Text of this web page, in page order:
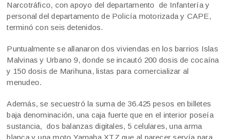
Narcotráfico, con apoyo del departamento de Infantería y
personal del departamento de Policía motorizada y CAPE,
terminó con seis detenidos.
Puntualmente se allanaron dos viviendas en los barrios Islas
Malvinas y Urbano 9, donde se incautó 200 dosis de cocaína
y 150 dosis de Marihuna, listas para comercializar al
menudeo.
Además, se secuestró la suma de 36.425 pesos en billetes
baja denominación, una caja fuerte que en el interior poseía
sustancia, dos balanzas digitales, 5 celulares, una arma